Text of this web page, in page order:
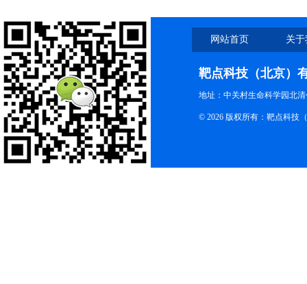
网站首页 关
靶点科技（北京）
地址：中关村生命科学园北
© 2026 版权所有：靶点科技